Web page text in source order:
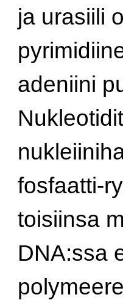
ja urasiili
adeniini
fosfaatti-
toisiinsa
DNA:ssa